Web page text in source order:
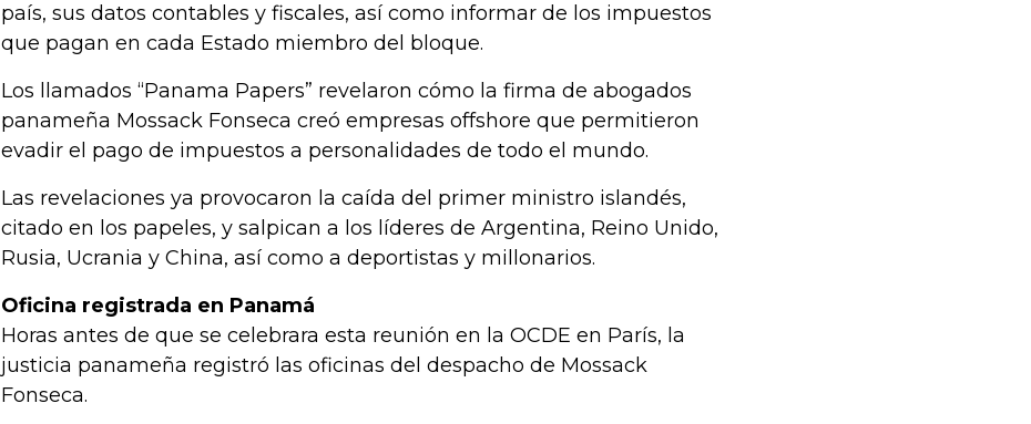
país, sus datos contables y fiscales, así como informar de los impuestos
que pagan en cada Estado miembro del bloque.
Los llamados “Panama Papers” revelaron cómo la firma de abogados
panameña Mossack Fonseca creó empresas offshore que permitieron
evadir el pago de impuestos a personalidades de todo el mundo.
Las revelaciones ya provocaron la caída del primer ministro islandés,
citado en los papeles, y salpican a los líderes de Argentina, Reino Unido,
Rusia, Ucrania y China, así como a deportistas y millonarios.
Oficina registrada en Panamá
Horas antes de que se celebrara esta reunión en la OCDE en París, la
justicia panameña registró las oficinas del despacho de Mossack
Fonseca.